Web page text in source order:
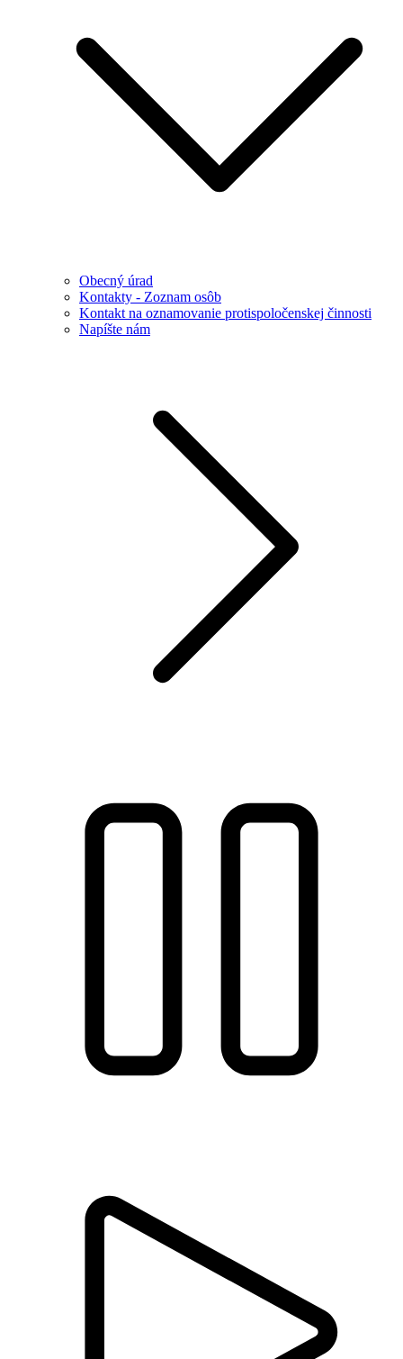
Obecný úrad
Kontakty - Zoznam osôb
Kontakt na oznamovanie protispoločenskej činnosti
Napíšte nám